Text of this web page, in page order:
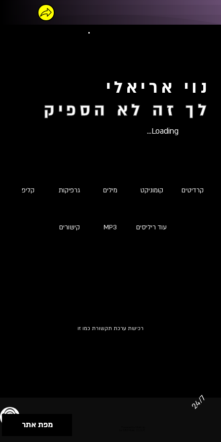
נוי אריאלי
לך זה לא הספיק
Loading...
קליפ גרפיקות מילים קומוניקט קרדיטים
קישורים MP3 עוד ריליסים
רכישת ערכת תקשורת כמו זו
מפת אתר
24/7